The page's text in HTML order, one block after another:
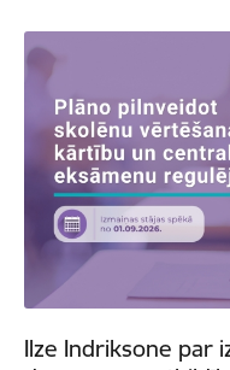
Ilze Indriksone par